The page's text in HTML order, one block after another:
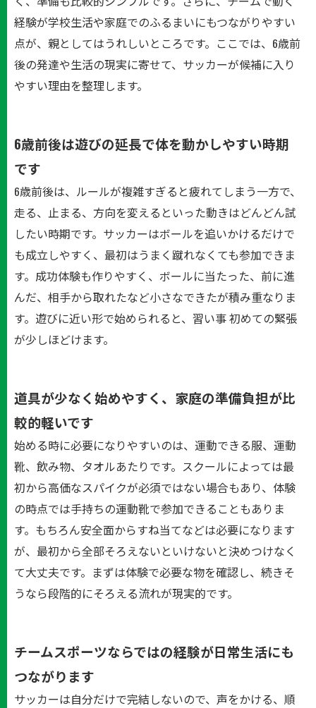
経験が学校生活や家庭でのふるまいにもつながりやすい
点が、親としてはうれしいところです。ここでは、6歳前
後の発達や生活の現実に寄せて、サッカーが候補に入り
やすい理由を整理します。
6歳前後は遊びの延長で体を動かしやすい時期
です
6歳前後は、ルールが複雑すぎると疲れてしまう一方で、
走る、止まる、方向を変えるといった動きはどんどん試
したい時期です。サッカーはボールを追いかけるだけで
も成立しやすく、最初はうまく蹴れなくても参加できま
す。成功体験も作りやすく、ボールに当たった、前に進
んだ、相手から取れたなど小さなできたが積み重なりま
す。遊びに近い形で始められると、習い事 初めての緊張
が少しほどけます。
道具が少なく始めやすく、家庭の準備負担が比
較的軽いです
始める時に必要になりやすいのは、運動できる服、運動
靴、飲み物、タオルあたりです。スクールによっては最
初から高価なスパイクが必須ではない場合もあり、体験
の時点では手持ちの運動靴で参加できることもありま
す。もちろん安全面からすね当てなどは必要になります
が、最初から全部そろえないといけないと決めつけなく
て大丈夫です。まずは体験で必要な物を確認し、続きそ
うなら段階的にそろえる流れが現実的です。
チームスポーツならではの経験が日常生活にも
つながります
サッカーは自分だけで完結しないので、声をかける、順